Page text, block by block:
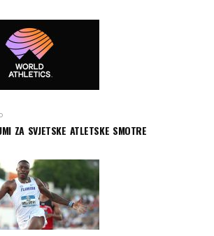
ZA SVJETSKE ATLETSKE SMOTRE